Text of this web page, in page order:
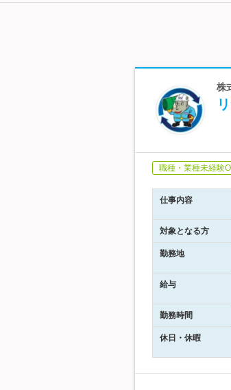
株
職種・業種未経験
仕事内容
対象となる方
勤務地
給与
勤務時間
休日・休暇